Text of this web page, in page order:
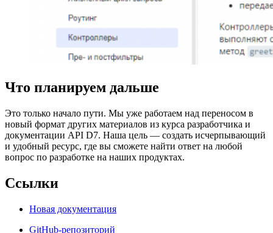
Что планируем дальше
Это только начало пути. Мы уже работаем над переносом в
новый формат других материалов из курса разработчика и
документации API D7. Наша цель — создать исчерпывающий
и удобный ресурс, где вы сможете найти ответ на любой
вопрос по разработке на наших продуктах.
Ссылки
Новая документация
GitHub-репозиторий